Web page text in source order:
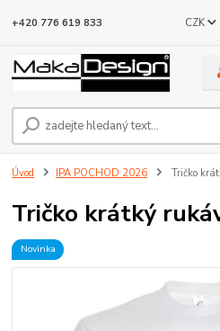
CZK
+420 776 619 833
Úvod IPA POCHOD 2026 Tričko
Tričko krátký
Novinka